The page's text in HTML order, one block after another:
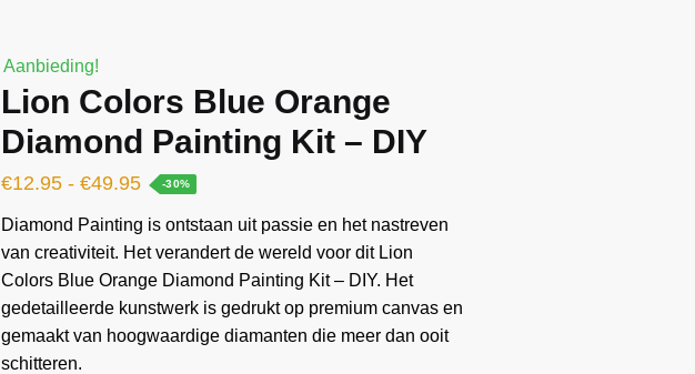
Aanbieding!
Lion Colors Blue Orange
Diamond Painting Kit – DIY
€12.95 - €49.95 -30%
Diamond Painting is ontstaan ​​uit passie en het nastreven
van creativiteit. Het verandert de wereld voor dit Lion
Colors Blue Orange Diamond Painting Kit – DIY. Het
gedetailleerde kunstwerk is gedrukt op premium canvas en
gemaakt van hoogwaardige diamanten die meer dan ooit
schitteren.